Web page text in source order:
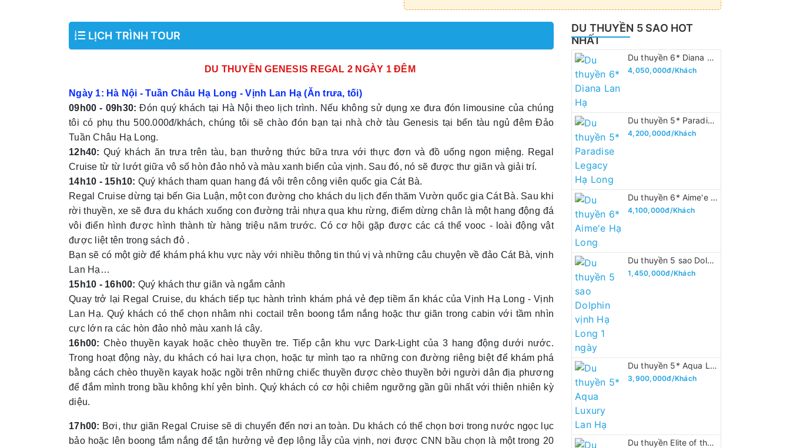
LỊCH TRÌNH TOUR
DU THUYỀN GENESIS REGAL 2 NGÀY 1 ĐÊM
Ngày 1: Hà Nội - Tuần Châu Hạ Long - Vịnh Lan Hạ (Ăn trưa, tối)
09h00 - 09h30: Đón quý khách tại Hà Nội theo lịch trình. Nếu không sử dụng xe đưa đón limousine của chúng
tôi có phụ thu 500.000đ/khách, chúng tôi sẽ chào đón bạn tại nhà chờ tàu Genesis tại bến tàu ngủ đêm Đảo
Tuần Châu Hạ Long.
12h40: Quý khách ăn trưa trên tàu, bạn thưởng thức bữa trưa với thực đơn và đồ uống ngon miệng. Regal
Cruise từ từ lướt giữa vô số hòn đảo nhỏ và màu xanh biển của vịnh. Sau đó, nó sẽ được thư giãn và giải trí.
14h10 - 15h10: Quý khách tham quan hang đá vôi trên công viên quốc gia Cát Bà.
Regal Cruise dừng tại bến Gia Luận, một con đường cho khách du lịch đến thăm Vườn quốc gia Cát Bà. Sau khi
rời thuyền, xe sẽ đưa du khách xuống con đường trải nhựa qua khu rừng, điểm dừng chân là một hang động đá
vôi điển hình được hình thành từ hàng triệu năm trước. Có cơ hội gặp được các cá thể vooc - loài động vật
được liệt tên trong sách đỏ .
Bạn sẽ có một giờ để khám phá khu vực này với nhiều thông tin thú vị và những câu chuyện về đảo Cát Bà, vịnh
Lan Hạ…
15h10 - 16h00: Quý khách thư giãn và ngắm cảnh
Quay trở lại Regal Cruise, du khách tiếp tục hành trình khám phá vẻ đẹp tiềm ẩn khác của Vịnh Hạ Long - Vịnh
Lan Hạ. Quý khách có thể chọn nhâm nhi coctail trên boong tắm nắng hoặc thư giãn trong cabin với tầm nhìn
cực lớn ra các hòn đảo nhỏ màu xanh lá cây.
16h00: Chèo thuyền kayak hoặc chèo thuyền tre. Tiếp cận khu vực Dark-Light của 3 hang động dưới nước.
Trong hoạt động này, du khách có hai lựa chọn, hoặc tự mình tạo ra những con đường riêng biệt để khám phá
bằng cách chèo thuyền kayak hoặc ngồi trên những chiếc thuyền được chèo thuyền bởi người dân địa phương
để đắm mình trong bầu không khí yên bình. Quý khách có cơ hội chiêm ngưỡng gần gũi nhất với thiên nhiên kỳ
diệu.
17h00: Bơi, thư giãn Regal Cruise sẽ di chuyển đến nơi an toàn. Du khách có thể chọn bơi trong nước ngọc lục
bảo hoặc lên boong tắm nắng để tận hưởng vẻ đẹp lộng lẫy của vịnh, nơi được CNN bầu chọn là một trong 20
DU THUYỀN 5 SAO HOT
NHẤT
Du thuyền 6* Diana Lan Hạ
4,050,000đ/Khách
Du thuyền 5* Paradise Legacy Hạ Long
4,200,000đ/Khách
Du thuyền 6* Aime'e Hạ Long
4,100,000đ/Khách
Du thuyền 5 sao Dolphin vịnh Hạ Long 1 ngày
1,450,000đ/Khách
Du thuyền 5* Aqua Luxury Lan Hạ
3,900,000đ/Khách
Du thuyền Elite of the Seas 6* Lan Hạ